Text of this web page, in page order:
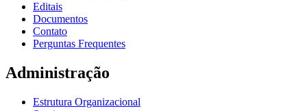
Editais
Documentos
Contato
Perguntas Frequentes
Administração
Estrutura Organizacional